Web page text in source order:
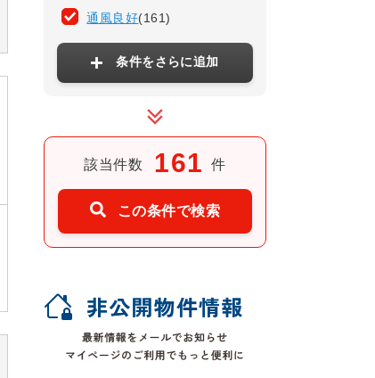
通風良好(161)
条件をさらに追加
該当件数 161 件
この条件で検索